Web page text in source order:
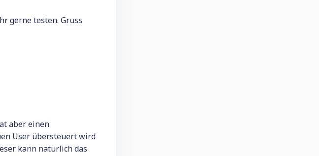
gerne testen. Gruss
aber einen
User übersteuert wird
kann natürlich das